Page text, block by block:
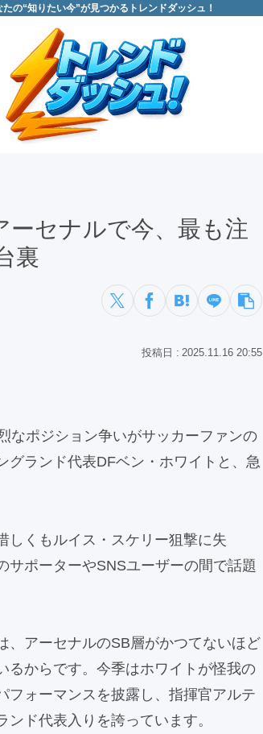
たの“知りたい今”が見つかるトレンドダッシュ！
セナルで今、最も注
裏
2025.11.16 20:55
なポジション争いがサッカーファンの
グランド代表DFベン・ホワイトと、急
しくもルイス・スケリー狙撃に失
サポーターやSNSユーザーの間で話題
、アーセナルのSB層がかつてないほど
るからです。今季はホワイトが怪我の
フォーマンスを披露し、指揮官アルテ
ド代表入りを誇っています。